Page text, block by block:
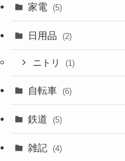
家電 (5)
日用品 (2)
ニトリ (1)
自転車 (6)
鉄道 (5)
雑記 (4)